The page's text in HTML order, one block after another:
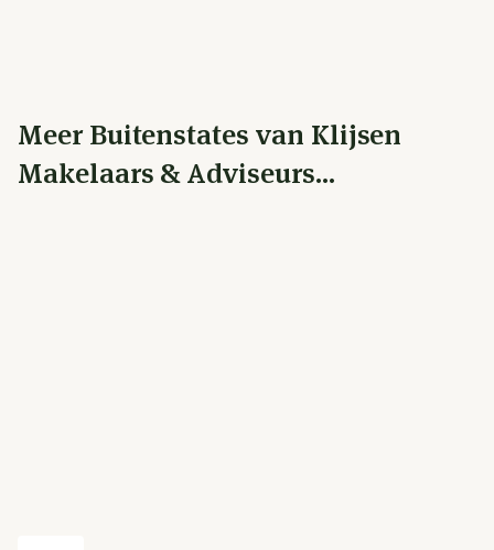
Meer Buitenstates van Klijsen
Makelaars & Adviseurs...